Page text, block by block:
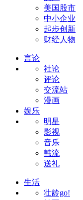
美国股市
中小企业
起步创新
财经人物
言论
社论
评论
交流站
漫画
娱乐
明星
影视
音乐
韩流
送礼
生活
壮龄go!